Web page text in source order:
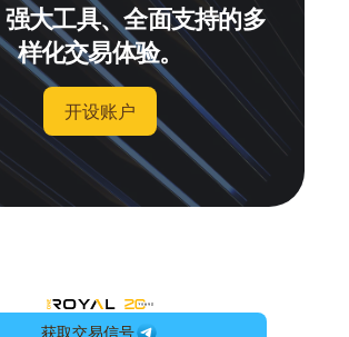
大工具、全面支持的多
样化交易体验。
开设账户
OneRoyal Home
获取交易信号